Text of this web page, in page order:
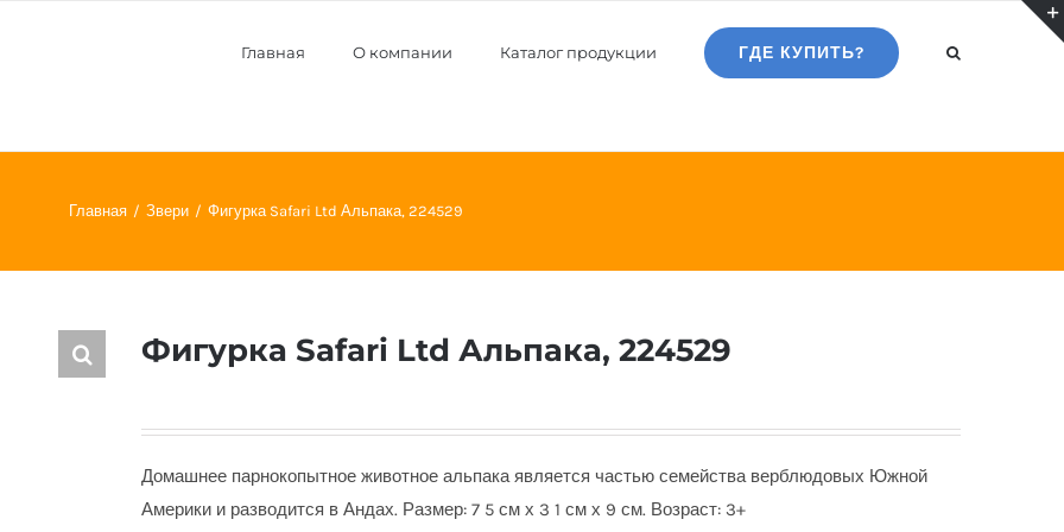
Главная О компании Каталог продукции ГДЕ КУПИТЬ?
Главная Звери Фигурка Safari Ltd Альпака, 224529
Фигурка Safari Ltd Альпака, 224529
Домашнее парнокопытное животное альпака является частью семейства верблюдовых Южной
Америки и разводится в Андах. Размер: 7 5 см х 3 1 см х 9 см. Возраст: 3+